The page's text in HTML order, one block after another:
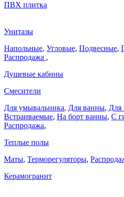
ПВХ плитка
Унитазы
Напольные, Угловые, Подвесные,
Распродажа ,
Душевые кабины
Смесители
Для умывальника, Для ванны, Для
Встраиваемые, На борт ванны, C
Распродажа,
Теплые полы
Маты, Терморегуляторы,
Керамогранит